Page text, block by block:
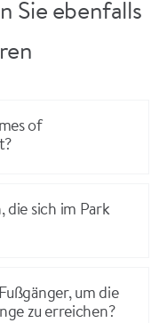
Sie ebenfalls
of
die sich im Park
um die
zu erreichen?